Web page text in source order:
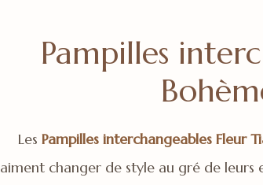
Pampilles
Les Pampilles interchangeables Fleur
aiment changer de style au gré de leurs